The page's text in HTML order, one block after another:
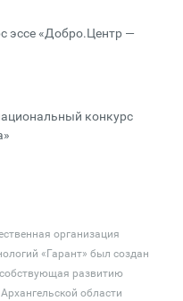
эссе «Добро.Центр —
конкурс
организация
«Гарант» был создан
развитию
области